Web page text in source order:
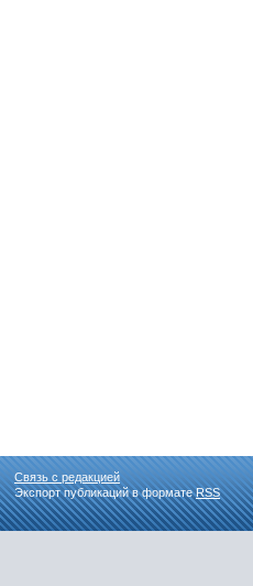
Связь с редакцией
Экспорт публикаций в форматеRSS